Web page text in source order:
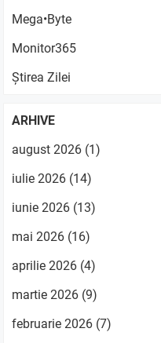
Mega•Byte
Monitor365
Știrea Zilei
ARHIVE
august 2026 (1)
iulie 2026 (14)
iunie 2026 (13)
mai 2026 (16)
aprilie 2026 (4)
martie 2026 (9)
februarie 2026 (7)